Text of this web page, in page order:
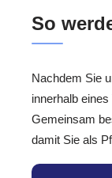
So
Nachdem Sie
innerhalb
Gemeinsam
damit Sie als